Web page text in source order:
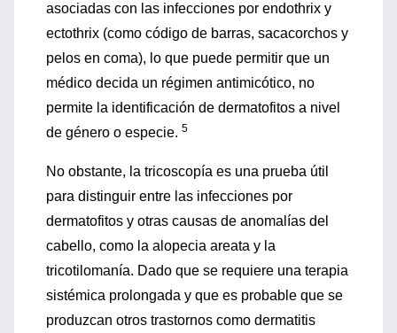
asociadas con las infecciones por endothrix y
ectothrix (como código de barras, sacacorchos y
pelos en coma), lo que puede permitir que un
médico decida un régimen antimicótico, no
permite la identificación de dermatofitos a nivel
de género o especie. 5
No obstante, la tricoscopía es una prueba útil
para distinguir entre las infecciones por
dermatofitos y otras causas de anomalías del
cabello, como la alopecia areata y la
tricotilomanía. Dado que se requiere una terapia
sistémica prolongada y que es probable que se
produzcan otros trastornos como dermatitis